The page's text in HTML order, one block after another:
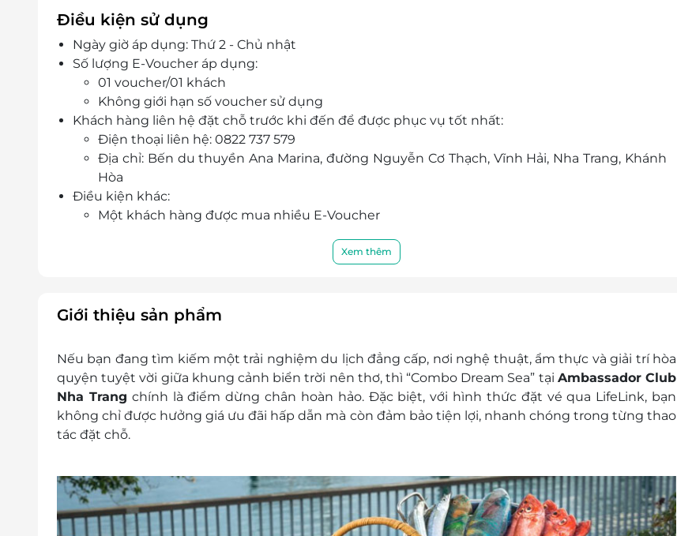
Trình diễn pháo hoa rực rỡ trên nền trời biển Nha Trang vào lúc 20h30.
Điều kiện sử dụng
Ngày giờ áp dụng: Thứ 2 - Chủ nhật
Số lượng E-Voucher áp dụng:
01 voucher/01 khách
Không giới hạn số voucher sử dụng
Khách hàng liên hệ đặt chỗ trước khi đến để được phục vụ tốt nhất:
Điện thoại liên hệ: 0822 737 579
Địa chỉ: Bến du thuyền Ana Marina, đường Nguyễn Cơ Thạch, Vĩnh Hải, Nha Trang, Khánh
Hòa
Điều kiện khác:
Một khách hàng được mua nhiều E-Voucher
Không áp dụng đồng thời với chương trình khuyến mại khác
Xem thêm
Giới thiệu sản phẩm
Nếu bạn đang tìm kiếm một trải nghiệm du lịch đẳng cấp, nơi nghệ thuật, ẩm thực và giải trí hòa
quyện tuyệt vời giữa khung cảnh biển trời nên thơ, thì “Combo Dream Sea” tại Ambassador Club
Nha Trang chính là điểm dừng chân hoàn hảo. Đặc biệt, với hình thức đặt vé qua LifeLink, bạn
không chỉ được hưởnggiá ưu đãi hấp dẫn mà còn đảm bảo tiện lợi, nhanh chóng trong từng thao
tác đặt chỗ.